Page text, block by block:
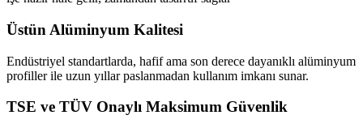
Üstün Alüminyum Kalitesi
Endüstriyel standartlarda, hafif ama son derece dayanıklı alüminyum
profiller ile uzun yıllar paslanmadan kullanım imkanı sunar.
TSE ve TÜV Onaylı Maksimum Güvenlik